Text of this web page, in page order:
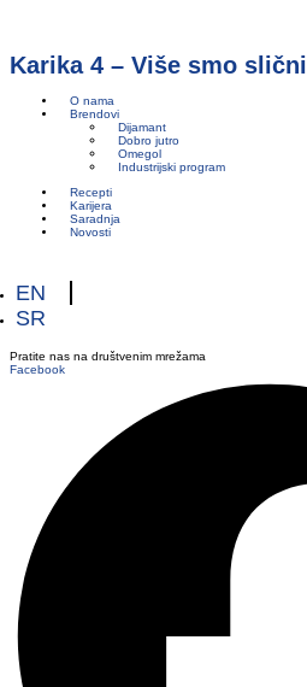
Karika 4 – Više smo
O nama
Brendovi
Dijamant
Dobro jutro
Omegol
Industrijski program
Recepti
Karijera
Saradnja
Novosti
EN
SR
Pratite nas na društvenim mrežama
Facebook